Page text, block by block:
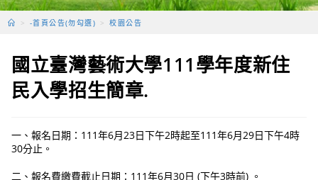
> -首頁公告(勿勾選) > 校園公告
國立臺灣藝術大學111學年度新住
民入學招生簡章.
一、報名日期：111年6月23日下午2時起至111年6月29日下午4時
30分止。
二、報名費繳費截止日期：111年6月30日 (下午3時前) 。